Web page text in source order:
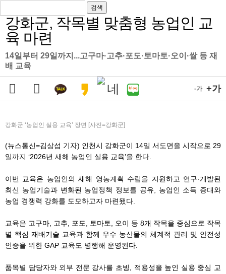
검색
강화군, 작목별 맞춤형 농업인 교
육 마련
14일부터 29일까지...고구마·고추·포도·토마토·오이·쌀 등 재
배 교육
-가 +가
강화군 ‘농업인 실용 교육’ 장면 [사진=강화군]
(뉴스통신=김상섭 기자) 인천시 강화군이 14일 서도면을 시작으로 29
일까지 ‘2026년 새해 농업인 실용 교육’을 한다.
이번 교육은 농업인의 새해 영농계획 수립을 지원하고 연구·개발된
최신 농업기술과 변화된 농업정책 정보를 공유, 농업인 소득 증대와
농업 경쟁력 강화를 도모하고자 마련됐다.
교육은 고구마, 고추, 포도, 토마토, 오이 등 8개 작목을 중심으로 작목
별 핵심 재배기술 교육과 함께 우수 농산물의 체계적 관리 및 안전성
인증을 위한 GAP 교육도 병행해 운영된다.
품목별 담당자와 외부 전문 강사를 초빙, 적용성을 높인 실용 중심 교